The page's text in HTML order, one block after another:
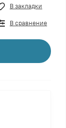
В закладки
В сравнение